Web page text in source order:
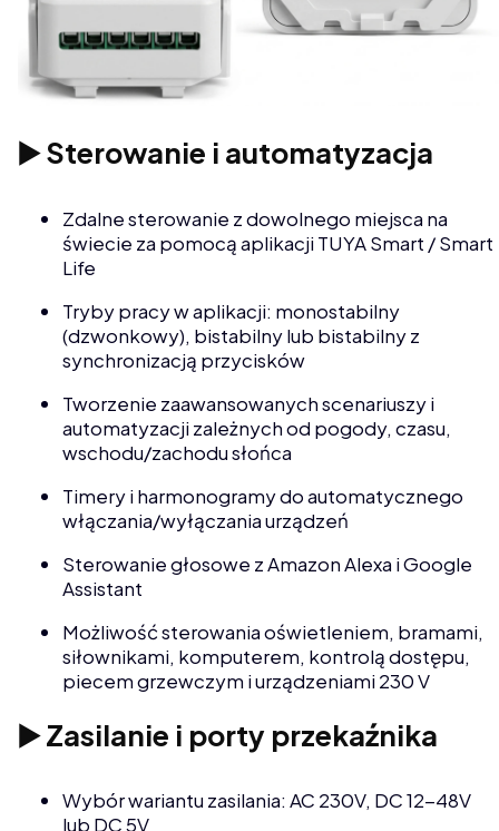
▶️ Sterowanie i automatyzacja
Zdalne sterowanie z dowolnego miejsca na
świecie za pomocą aplikacji TUYA Smart / Smart
Life
Tryby pracy w aplikacji: monostabilny
(dzwonkowy), bistabilny lub bistabilny z
synchronizacją przycisków
Tworzenie zaawansowanych scenariuszy i
automatyzacji zależnych od pogody, czasu,
wschodu/zachodu słońca
Timery i harmonogramy do automatycznego
włączania/wyłączania urządzeń
Sterowanie głosowe z Amazon Alexa i Google
Assistant
Możliwość sterowania oświetleniem, bramami,
siłownikami, komputerem, kontrolą dostępu,
piecem grzewczym i urządzeniami 230 V
▶️ Zasilanie i porty przekaźnika
Wybór wariantu zasilania: AC 230V, DC 12-48V
lub DC 5V